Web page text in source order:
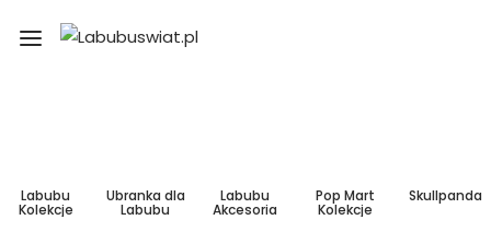
Labubu
Kolekcje
Ubranka dla
Labubu
Labubu
Akcesoria
Pop Mart
Kolekcje
Skullpanda